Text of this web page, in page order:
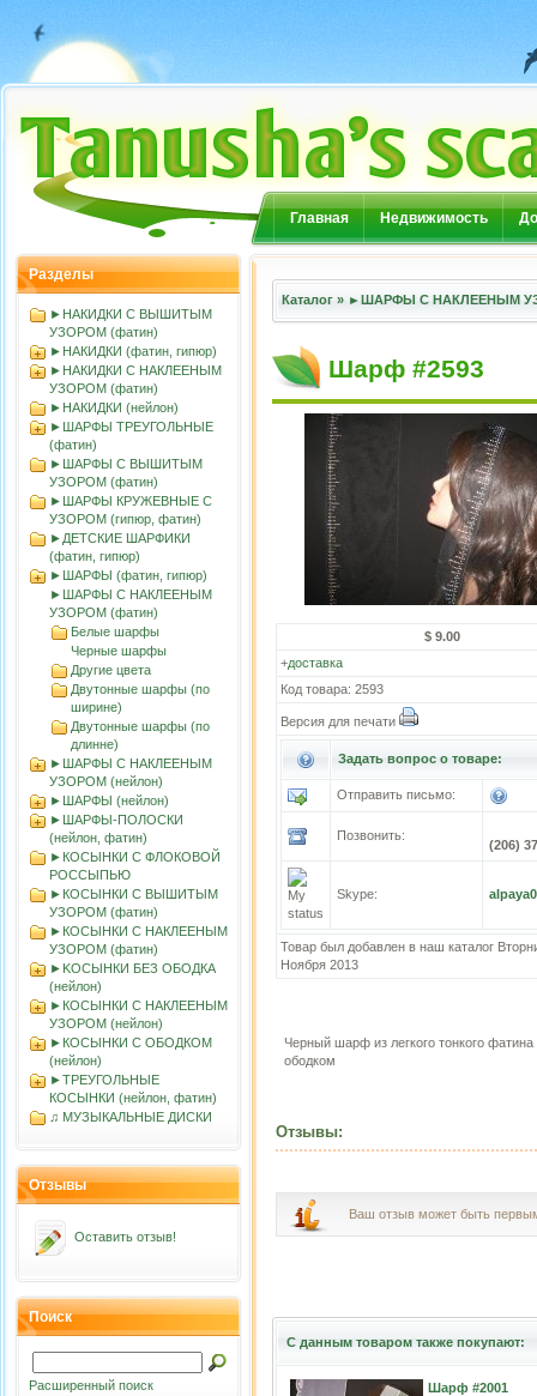
Главная Недвижимость
Разделы
►НАКИДКИ С ВЫШИТЫМ
УЗОРОМ (фатин)
►НАКИДКИ (фатин, гипюр)
►НАКИДКИ С НАКЛЕЕНЫМ
УЗОРОМ (фатин)
►НАКИДКИ (нейлон)
►ШАРФЫ ТРЕУГОЛЬНЫЕ
(фатин)
►ШАРФЫ С ВЫШИТЫМ
УЗОРОМ (фатин)
►ШАРФЫ КРУЖЕВНЫЕ С
УЗОРОМ (гипюр, фатин)
►ДЕТСКИЕ ШАРФИКИ
(фатин, гипюр)
►ШАРФЫ (фатин, гипюр)
►ШАРФЫ С НАКЛЕЕНЫМ
УЗОРОМ (фатин)
Белые шарфы
Черные шарфы
Другие цвета
Двутонные шарфы (по
ширине)
Двутонные шарфы (по
длинне)
►ШАРФЫ С НАКЛЕЕНЫМ
УЗОРОМ (нейлон)
►ШАРФЫ (нейлон)
►ШАРФЫ-ПОЛОСКИ
(нейлон, фатин)
►КОСЫНКИ С ФЛОКОВОЙ
РОССЫПЬЮ
►КОСЫНКИ С ВЫШИТЫМ
УЗОРОМ (фатин)
►КОСЫНКИ С НАКЛЕЕНЫМ
УЗОРОМ (фатин)
►KOСЫНКИ БЕЗ ОБОДКА
(нейлон)
►КОСЫНКИ С НАКЛЕЕНЫМ
УЗОРОМ (нейлон)
►КОСЫНКИ С ОБОДКОМ
(нейлон)
►ТРЕУГОЛЬНЫЕ
КОСЫНКИ (нейлон, фатин)
♫ МУЗЫКАЛЬНЫЕ ДИСКИ
Отзывы
Оставить отзыв!
Поиск
Расширенный поиск
Каталог » ►ШАРФЫ С НАКЛЕЕНЫМ
Шарф #2593
$ 9.00
+доставка
Код товара: 2593
Версия для печати
Задать вопрос о товаре:
Отправить письмо:
Позвонить:
(206)
Skype:
Товар был добавлен в наш каталог
Ноября 2013
Черный шарф из легкого тонкого
ободком
Отзывы:
Ваш отзыв может быть
С данным товаром также покупают:
Шарф #2001